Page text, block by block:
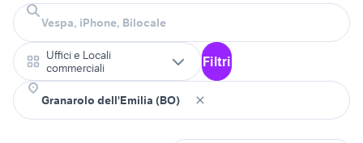
Uffici e Locali
commerciali
Filtri